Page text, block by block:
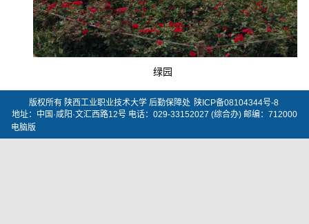
绿园
版权所有 陕西工业职业技术大学 后勤保障处 陕ICP备08104344号-8
地址：中国·咸阳·文汇西路12号 电话：029-33152027 (综合办) 邮编：712000
电脑版